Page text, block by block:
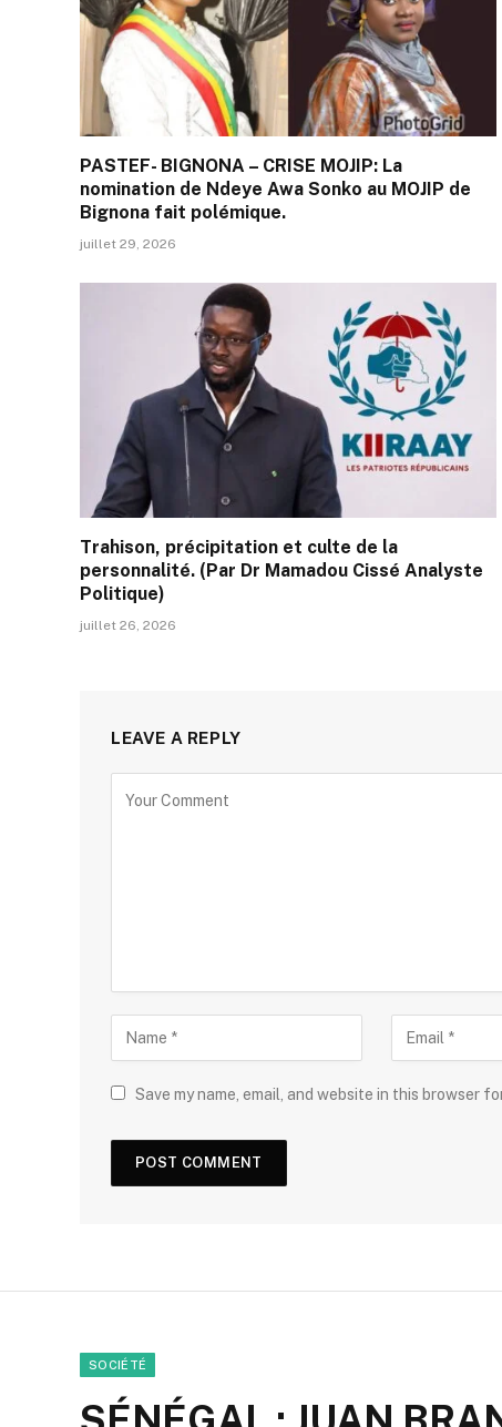
PASTEF- BIGNONA – CRISE MOJIP: La
nomination de Ndeye Awa Sonko au MOJIP de
Bignona fait polémique.
juillet 29, 2026
Trahison, précipitation et culte de la
personnalité. (Par Dr Mamadou Cissé Analyste
Politique)
juillet 26, 2026
LEAVE A REPLY
Save my name, email, and website in this browser
SOCIÉTÉ